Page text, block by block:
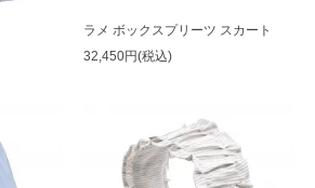
ラメ ボックスプリーツ スカート
32,450円(税込)